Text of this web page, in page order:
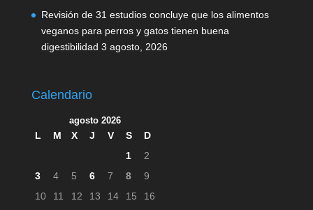
Revisión de 31 estudios concluye que los alimentos
veganos para perros y gatos tienen buena
digestibilidad 3 agosto, 2026
Calendario
agosto 2026
L M X J V S
D
1
2
3
4 5 6 7 8
9
10
11 12 13 14 15
16